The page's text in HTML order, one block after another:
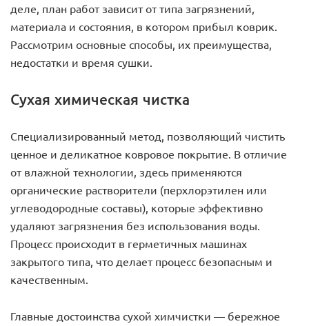
деле, план работ зависит от типа загрязнений,
материала и состояния, в котором прибыл коврик.
Рассмотрим основные способы, их преимущества,
недостатки и время сушки.
Сухая химическая чистка
Специализированный метод, позволяющий чистить
ценное и деликатное ковровое покрытие. В отличие
от влажной технологии, здесь применяются
органические растворители (перхлорэтилен или
углеводородные составы), которые эффективно
удаляют загрязнения без использования воды.
Процесс происходит в герметичных машинах
закрытого типа, что делает процесс безопасным и
качественным.
Главные достоинства сухой химчистки — бережное